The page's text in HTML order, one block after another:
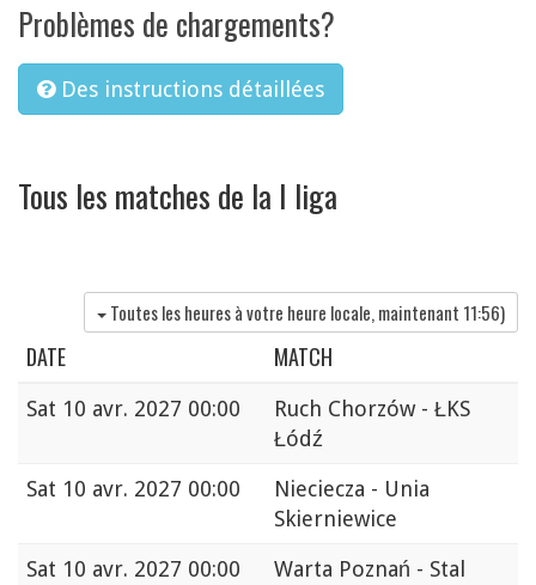
Problèmes de chargements?
Des instructions détaillées
Tous les matches de la I liga
Toutes les heures à votre heure locale, maintenant 11:56)
DATE MATCH
Sat 10 avr. 2027 00:00
Ruch Chorzów - ŁKS
Łódź
Sat 10 avr. 2027 00:00
Nieciecza - Unia
Skierniewice
Sat 10 avr. 2027 00:00
Warta Poznań - Stal